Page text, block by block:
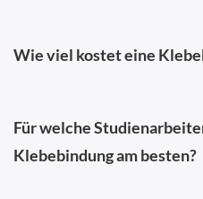
Wie viel kostet eine
Für welche
Klebebindung am besten?